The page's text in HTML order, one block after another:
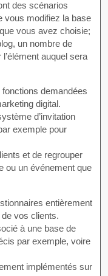
des scénarios
vous modifiez la base
vous avez choisie;
un nombre de
auquel sera
demandées
digital.
d’invitation
exemple pour
et de regrouper
ou un événement que
entièrement
de vos clients.
à une base de
par exemple, voire
implémentés sur